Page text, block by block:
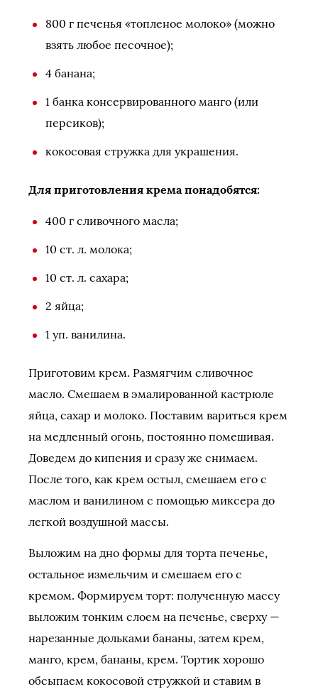
800 г печенья «топленое молоко» (можно
взять любое песочное);
4 банана;
1 банка консервированного манго (или
персиков);
кокосовая стружка для украшения.
Для приготовления крема понадобятся:
400 г сливочного масла;
10 ст. л. молока;
10 ст. л. сахара;
2 яйца;
1 уп. ванилина.
Приготовим крем. Размягчим сливочное
масло. Смешаем в эмалированной кастрюле
яйца, сахар и молоко. Поставим вариться крем
на медленный огонь, постоянно помешивая.
Доведем до кипения и сразу же снимаем.
После того, как крем остыл, смешаем его с
маслом и ванилином с помощью миксера до
легкой воздушной массы.
Выложим на дно формы для торта печенье,
остальное измельчим и смешаем его с
кремом. Формируем торт: полученную массу
выложим тонким слоем на печенье, сверху —
нарезанные дольками бананы, затем крем,
манго, крем, бананы, крем. Тортик хорошо
обсыпаем кокосовой стружкой и ставим в